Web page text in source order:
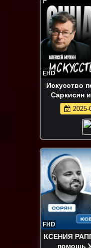
FHD
Искусство
Саркисян
2025-
FHD
КСЕНИЯ
помощь